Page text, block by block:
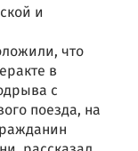
и
что
в
с
поезда, на